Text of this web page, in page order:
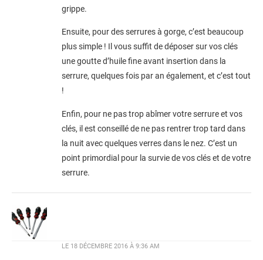
grippe.
Ensuite, pour des serrures à gorge, c’est beaucoup
plus simple ! Il vous suffit de déposer sur vos clés
une goutte d’huile fine avant insertion dans la
serrure, quelques fois par an également, et c’est tout
!
Enfin, pour ne pas trop abîmer votre serrure et vos
clés, il est conseillé de ne pas rentrer trop tard dans
la nuit avec quelques verres dans le nez. C’est un
point primordial pour la survie de vos clés et de votre
serrure.
LE 18 DÉCEMBRE 2016 À 9:36 AM